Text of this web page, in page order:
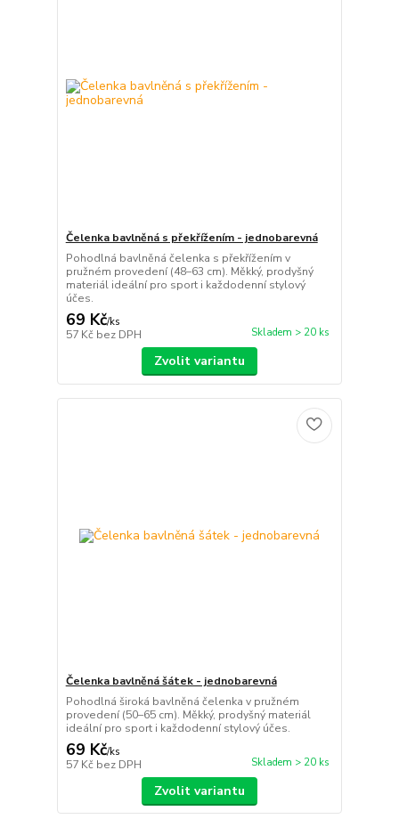
Čelenka bavlněná s překřížením - jednobarevná
Pohodlná bavlněná čelenka s překřížením v
pružném provedení (48–63 cm). Měkký, prodyšný
materiál ideální pro sport i každodenní stylový
účes.
69 Kč/ks
57 Kč bez DPH Skladem > 20 ks
Zvolit variantu
Čelenka bavlněná šátek - jednobarevná
Pohodlná široká bavlněná čelenka v pružném
provedení (50–65 cm). Měkký, prodyšný materiál
ideální pro sport i každodenní stylový účes.
69 Kč/ks
57 Kč bez DPH Skladem > 20 ks
Zvolit variantu